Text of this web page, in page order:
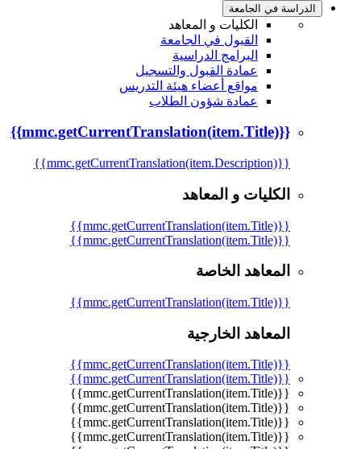
الدراسة في الجامعة
الكليات و المعاهد
القبول في الجامعة
البرامج الدراسية
عمادة القبول والتسجيل
مواقع أعضاء هيئة التدريس
عمادة شؤون الطلاب
{{mmc.getCurrentTranslation(item.Title)}}
{{mmc.getCurrentTranslation(item.Description)}}
الكليات و المعاهد
{{mmc.getCurrentTranslation(item.Title)}}
{{mmc.getCurrentTranslation(item.Title)}}
المعاهد الخاصة
{{mmc.getCurrentTranslation(item.Title)}}
المعاهد الخارجية
{{mmc.getCurrentTranslation(item.Title)}}
{{mmc.getCurrentTranslation(item.Title)}}
{{mmc.getCurrentTranslation(item.Title)}}
{{mmc.getCurrentTranslation(item.Title)}}
{{mmc.getCurrentTranslation(item.Title)}}
{{mmc.getCurrentTranslation(item.Title)}}